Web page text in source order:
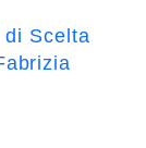
di Scelta